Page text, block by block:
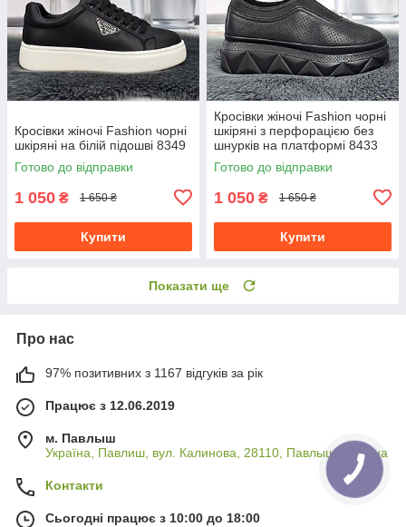
Кросівки жіночі Fashion чорні
шкіряні на білій підошві 8349
Готово до відправки
1 050 ₴ 1 650 ₴
Купити
Кросівки жіночі Fashion чорні
шкіряні з перфорацією без
шнурків на платформі 8433
Готово до відправки
1 050 ₴ 1 650 ₴
Купити
Показати ще
Про нас
97% позитивних з 1167 відгуків за рік
Працює з 12.06.2019
м. Павлыш
Україна, Павлиш, вул. Калинова, 28110, Павлыш, Україна
Контакти
Сьогодні працює з 10:00 до 18:00